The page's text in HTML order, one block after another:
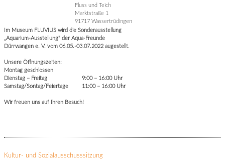
Fluss und Teich
Marktstraße 1
91717 Wassertrüdingen
Im Museum FLUVIUS wird die Sonderausstellung
„Aquarium-Ausstellung" der Aqua-Freunde
Dürrwangen e. V. vom 06.05.-03.07.2022 augestellt.
Unsere Öffnungszeiten:
Montag geschlossen
Dienstag – Freitag 9:00 – 16:00 Uhr
Samstag/Sontag/Feiertage 11:00 – 16:00 Uhr
Wir freuen uns auf Ihren Besuch!
Kultur- und Sozialausschusssitzung